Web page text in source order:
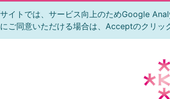
イトでは、サービス向上のためGoogle
ご同意いただける場合は、Acceptのクリッ